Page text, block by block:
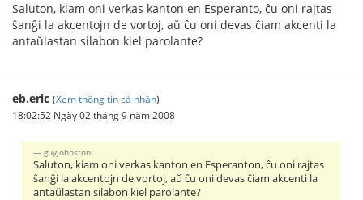
Saluton, kiam oni verkas kanton en Esperanto, ĉu oni rajtas
ŝanĝi la akcentojn de vortoj, aŭ ĉu oni devas ĉiam akcenti la
antaŭlastan silabon kiel parolante?
eb.eric (Xem thông tin cá nhân)
18:02:52 Ngày 02 tháng 9 năm 2008
guyjohnston:
Saluton, kiam oni verkas kanton en Esperanton, ĉu oni rajtas
ŝanĝi la akcentojn de vortoj, aŭ ĉu oni devas ĉiam akcenti la
antaŭlastan silabon kiel parolante?